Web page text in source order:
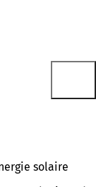
solaire